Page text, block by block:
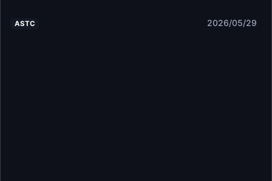
ASTC 2026/05/29